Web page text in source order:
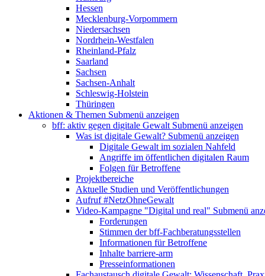
Hessen
Mecklenburg-Vorpommern
Niedersachsen
Nordrhein-Westfalen
Rheinland-Pfalz
Saarland
Sachsen
Sachsen-Anhalt
Schleswig-Holstein
Thüringen
Aktionen & Themen Submenü anzeigen
bff: aktiv gegen digitale Gewalt Submenü anzeigen
Was ist digitale Gewalt? Submenü anzeigen
Digitale Gewalt im sozialen Nahfeld
Angriffe im öffentlichen digitalen Raum
Folgen für Betroffene
Projektbereiche
Aktuelle Studien und Veröffentlichungen
Aufruf #NetzOhneGewalt
Video-Kampagne "Digital und real" Submenü
Forderungen
Stimmen der bff-Fachberatungsstellen
Informationen für Betroffene
Inhalte barriere-arm
Presseinformationen